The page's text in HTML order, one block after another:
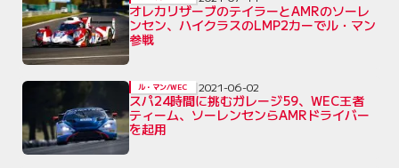
オレカリザーブのテイラーとAMRのソーレ
ンセン、ハイクラスのLMP2カーでル・マン
参戦
スパ24時間に挑むガレージ59、WEC王者
ティーム、ソーレンセンらAMRドライバー
を起用
ル・マン/WEC 2021-06-02